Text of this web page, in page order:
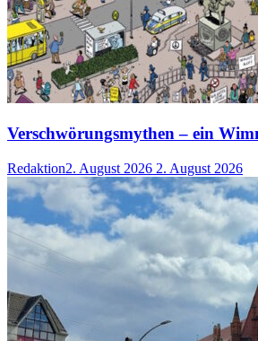
Verschwörungsmythen – ein
Redaktion2. August 2026 2. August 2026